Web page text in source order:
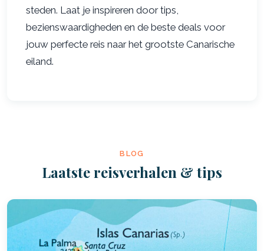
steden. Laat je inspireren door tips,
bezienswaardigheden en de beste deals voor
jouw perfecte reis naar het grootste Canarische
eiland.
BLOG
Laatste reisverhalen & tips